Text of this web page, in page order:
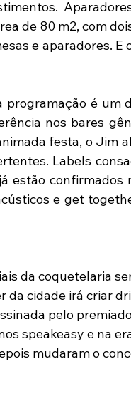
de 80 m2, com
e aparadores.
programação é um
nos bares
festa, o Jim
Labels
estão
e get
da coquetelaria
da cidade irá criar
pelo
speakeasy e na
mudaram o